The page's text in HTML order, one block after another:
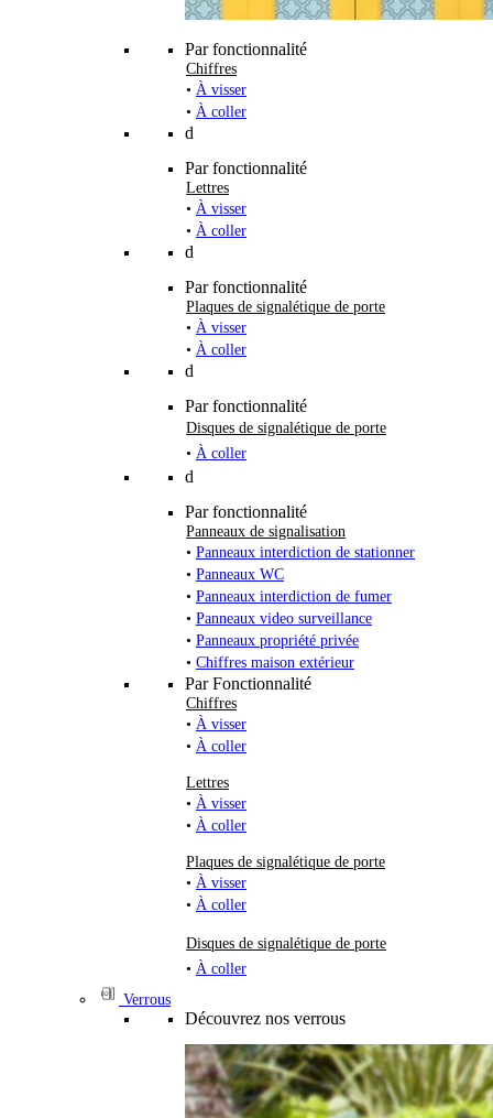
Par fonctionnalité
Chiffres
• À visser
• À coller
d
Par fonctionnalité
Lettres
• À visser
• À coller
d
Par fonctionnalité
Plaques de signalétique de porte
• À visser
• À coller
d
Par fonctionnalité
Disques de signalétique de porte
• À coller
d
Par fonctionnalité
Panneaux de signalisation
• Panneaux interdiction de stationner
• Panneaux WC
• Panneaux interdiction de fumer
• Panneaux video surveillance
• Panneaux propriété privée
• Chiffres maison extérieur
Par Fonctionnalité
Chiffres
• À visser
• À coller
Lettres
• À visser
• À coller
Plaques de signalétique de porte
• À visser
• À coller
Disques de signalétique de porte
• À coller
Verrous
Découvrez nos verrous